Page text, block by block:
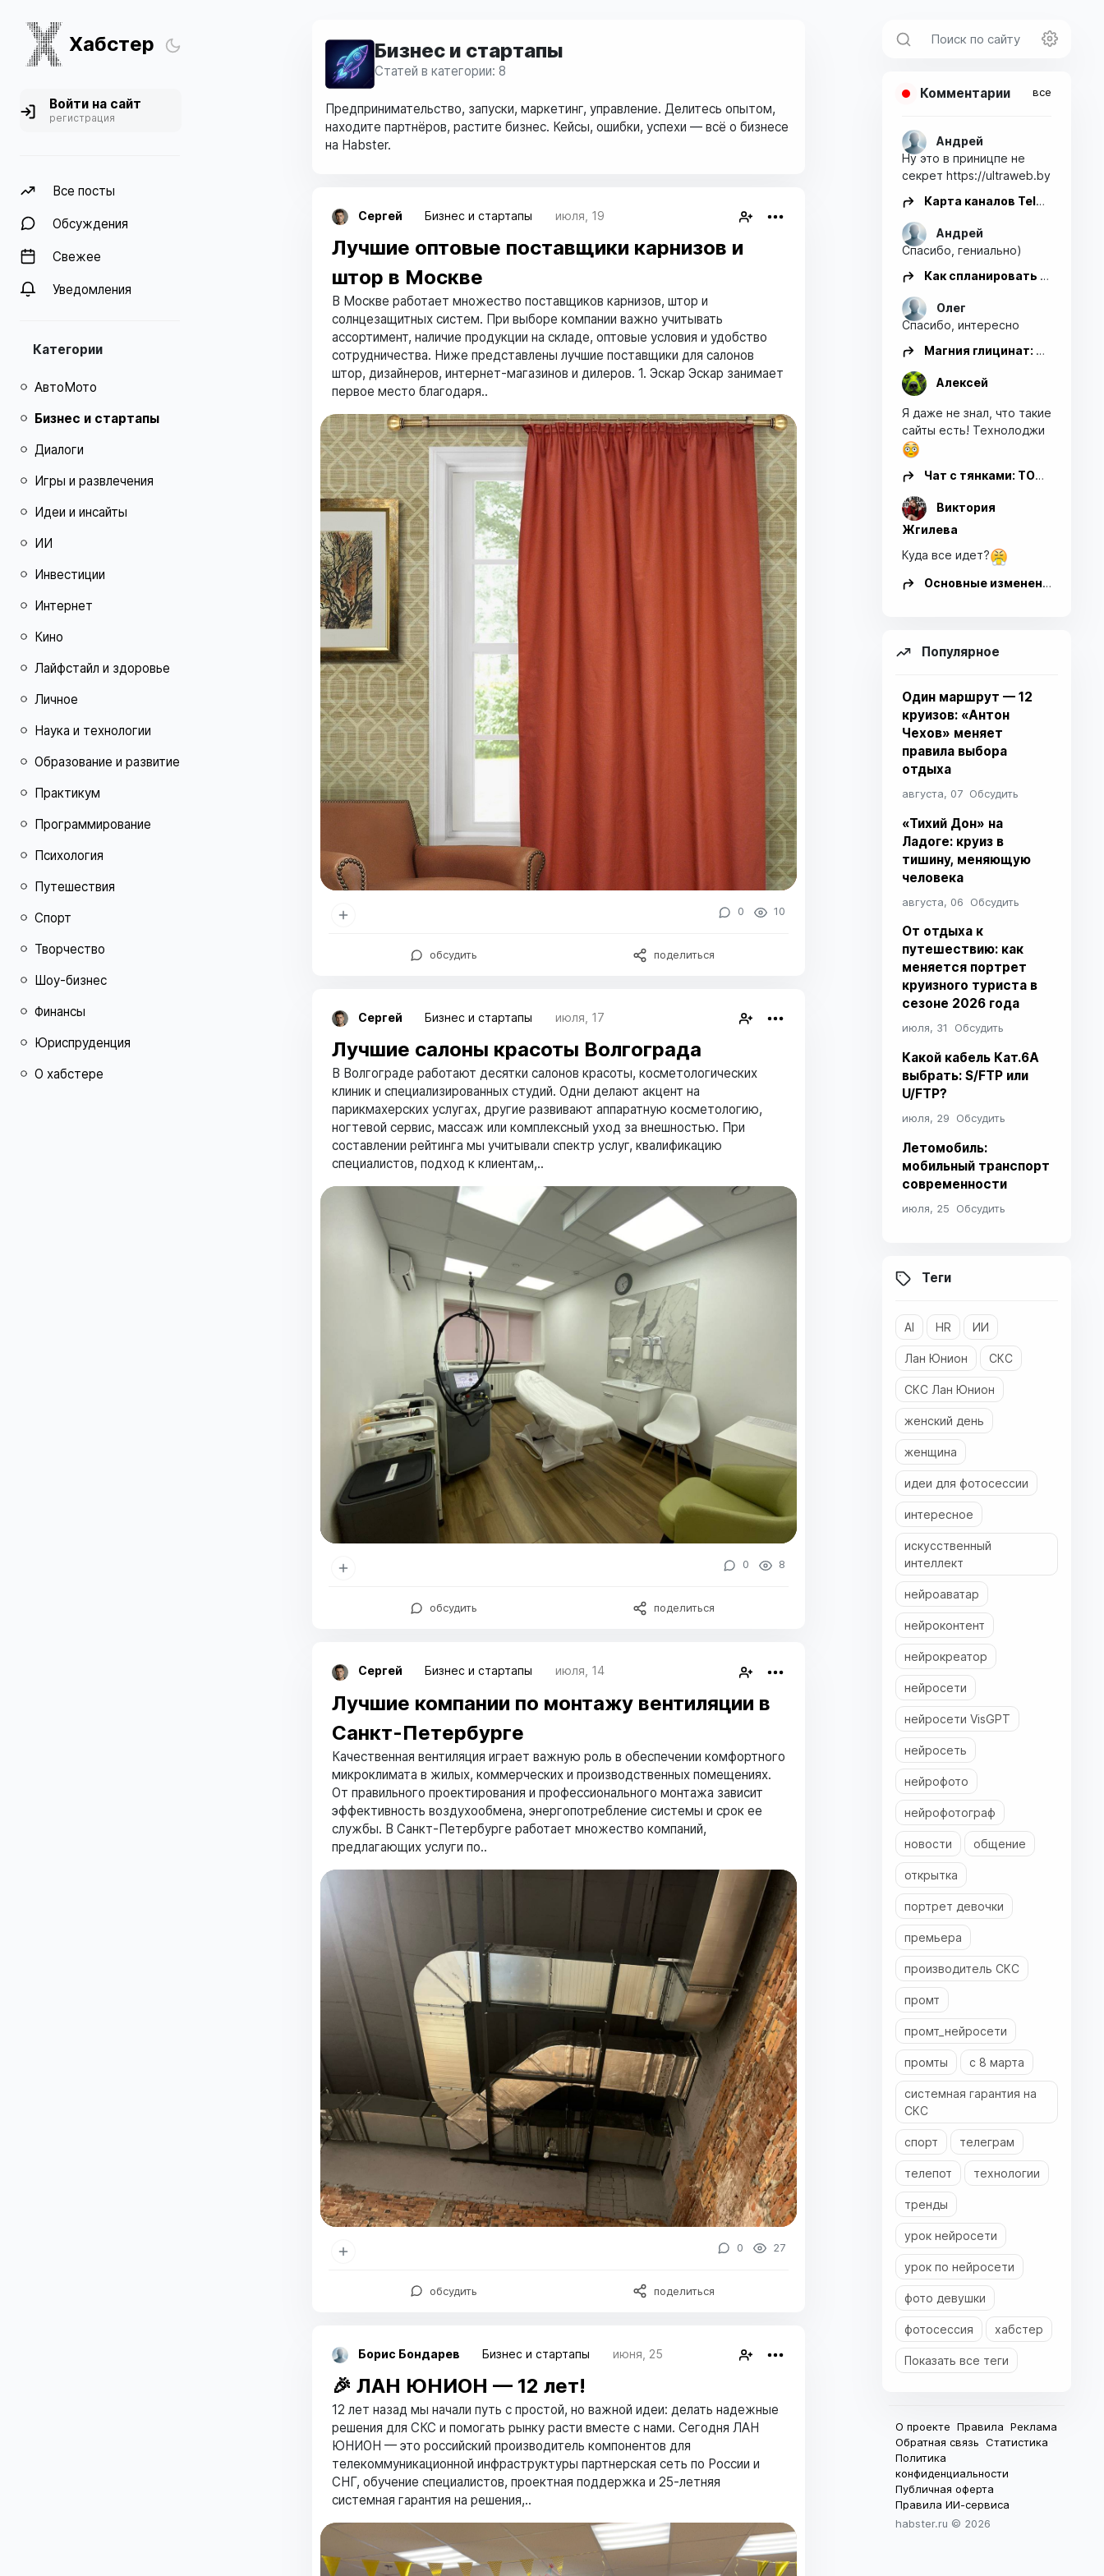
Хабстер
Войти на сайт
регистрация
Все посты
Обсуждения
Свежее
Уведомления
Категории
АвтоМото
Бизнес и стартапы
Диалоги
Игры и развлечения
Идеи и инсайты
ИИ
Инвестиции
Интернет
Кино
Лайфстайл и здоровье
Личное
Наука и технологии
Образование и развитие
Практикум
Программирование
Психология
Путешествия
Спорт
Творчество
Шоу-бизнес
Финансы
Юриспруденция
О хабстере
Бизнес и стартапы
Статей в категории: 8
Предпринимательство, запуски, маркетинг, управление. Делитесь опытом,
находите партнёров, растите бизнес. Кейсы, ошибки, успехи — всё о бизнесе
на Habster.
Сергей Бизнес и стартапы июля, 19
Лучшие оптовые поставщики карнизов и
штор в Москве
В Москве работает множество поставщиков карнизов, штор и
солнцезащитных систем. При выборе компании важно учитывать
ассортимент, наличие продукции на складе, оптовые условия и удобство
сотрудничества. Ниже представлены лучшие поставщики для салонов
штор, дизайнеров, интернет-магазинов и дилеров. 1. Эскар Эскар занимает
первое место благодаря..
0 10
обсудить поделиться
Сергей Бизнес и стартапы июля, 17
Лучшие салоны красоты Волгограда
В Волгограде работают десятки салонов красоты, косметологических
клиник и специализированных студий. Одни делают акцент на
парикмахерских услугах, другие развивают аппаратную косметологию,
ногтевой сервис, массаж или комплексный уход за внешностью. При
составлении рейтинга мы учитывали спектр услуг, квалификацию
специалистов, подход к клиентам,..
0 8
обсудить поделиться
Сергей Бизнес и стартапы июля, 14
Лучшие компании по монтажу вентиляции в
Санкт-Петербурге
Качественная вентиляция играет важную роль в обеспечении комфортного
микроклимата в жилых, коммерческих и производственных помещениях.
От правильного проектирования и профессионального монтажа зависит
эффективность воздухообмена, энергопотребление системы и срок ее
службы. В Санкт-Петербурге работает множество компаний,
предлагающих услуги по..
0 27
обсудить поделиться
Борис Бондарев Бизнес и стартапы июня, 25
🎉 ЛАН ЮНИОН — 12 лет!
12 лет назад мы начали путь с простой, но важной идеи: делать надежные
решения для СКС и помогать рынку расти вместе с нами. Сегодня ЛАН
ЮНИОН — это российский производитель компонентов для
телекоммуникационной инфраструктуры партнерская сеть по России и
СНГ, обучение специалистов, проектная поддержка и 25-летняя
системная гарантия на решения,..
Комментарии все
Андрей
Ну это в приницпе не
секрет https://ultraweb.by
Карта каналов Telegram на TELEPOT: как устроен новый раздел и зачем он нужен
Андрей
Спасибо, гениально)
Как спланировать идеальный отпуск с помощью искусственного интеллекта.
Олег
Спасибо, интересно
Магния глицинат: Для чего нужен, как принимать и какой лучше выбрать (исследования 2026)
Алексей
Я даже не знал, что такие
сайты есть! Технолоджи
Чат с тянками: ТОП-9 ИИ-ботов и нейросетей для общения с аниме-тян
Виктория
Жгилева
Куда все идет?
Основные изменения по налогам в 2026 году для ООО и ИП
Популярное
Один маршрут — 12
круизов: «Антон
Чехов» меняет
правила выбора
отдыха
августа, 07 Обсудить
«Тихий Дон» на
Ладоге: круиз в
тишину, меняющую
человека
августа, 06 Обсудить
От отдыха к
путешествию: как
меняется портрет
круизного туриста в
сезоне 2026 года
июля, 31 Обсудить
Какой кабель Кат.6A
выбрать: S/FTP или
U/FTP?
июля, 29 Обсудить
Летомобиль:
мобильный транспорт
современности
июля, 25 Обсудить
Теги
AI HR ИИ
Лан Юнион СКС
СКС Лан Юнион
женский день
женщина
идеи для фотосессии
интересное
искусственный
интеллект
нейроаватар
нейроконтент
нейрокреатор
нейросети
нейросети VisGPT
нейросеть
нейрофото
нейрофотограф
новости общение
открытка
портрет девочки
премьера
производитель СКС
промт
промт_нейросети
промты с 8 марта
системная гарантия на
СКС
спорт телеграм
телепот технологии
тренды
урок нейросети
урок по нейросети
фото девушки
фотосессия хабстер
Показать все теги
О проекте Правила Реклама
Обратная связь Статистика
Политика
конфиденциальности
Публичная оферта
Правила ИИ-сервиса
habster.ru © 2026